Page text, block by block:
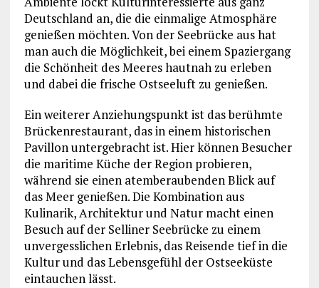
Deutschland an, die die einmalige Atmosphäre
genießen möchten. Von der Seebrücke aus hat
man auch die Möglichkeit, bei einem Spaziergang
die Schönheit des Meeres hautnah zu erleben
und dabei die frische Ostseeluft zu genießen.
Ein weiterer Anziehungspunkt ist das berühmte
Brückenrestaurant, das in einem historischen
Pavillon untergebracht ist. Hier können Besucher
die maritime Küche der Region probieren,
während sie einen atemberaubenden Blick auf
das Meer genießen. Die Kombination aus
Kulinarik, Architektur und Natur macht einen
Besuch auf der Selliner Seebrücke zu einem
unvergesslichen Erlebnis, das Reisende tief in die
Kultur und das Lebensgefühl der Ostseeküste
eintauchen lässt.